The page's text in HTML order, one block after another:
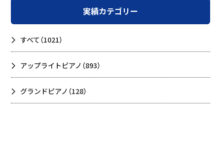
実績カテゴリー
すべて（1021）
アップライトピアノ （893）
グランドピアノ （128）